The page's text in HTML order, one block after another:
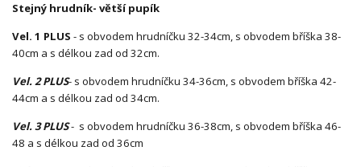
Stejný hrudník- větší pupík
Vel. 1 PLUS - s obvodem hrudníčku 32-34cm, s obvodem bříška 38-
40cm a s délkou zad od 32cm.
Vel. 2 PLUS- s obvodem hrudníčku 34-36cm, s obvodem bříška 42-
44cm a s délkou zad od 34cm.
Vel. 3 PLUS- s obvodem hrudníčku 36-38cm, s obvodem bříška 46-
48 a s délkou zad od 36cm